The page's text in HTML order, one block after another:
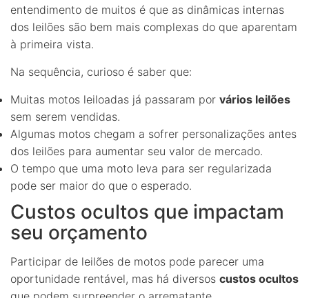
entendimento de muitos é que as dinâmicas internas
dos leilões são bem mais complexas do que aparentam
à primeira vista.
Na sequência, curioso é saber que:
Muitas motos leiloadas já passaram por vários leilões
sem serem vendidas.
Algumas motos chegam a sofrer personalizações antes
dos leilões para aumentar seu valor de mercado.
O tempo que uma moto leva para ser regularizada
pode ser maior do que o esperado.
Custos ocultos que impactam
seu orçamento
Participar de leilões de motos pode parecer uma
oportunidade rentável, mas há diversos custos ocultos